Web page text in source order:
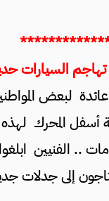
تهاجم السيارات
لبعض
أسفل المحرك
.. الفنيين
إلى جدلات